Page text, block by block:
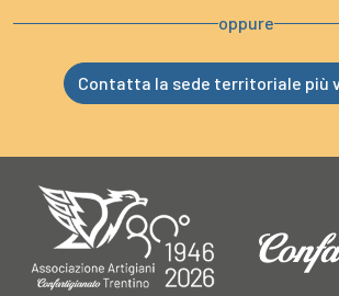
oppure
Contatta la sede territoriale più